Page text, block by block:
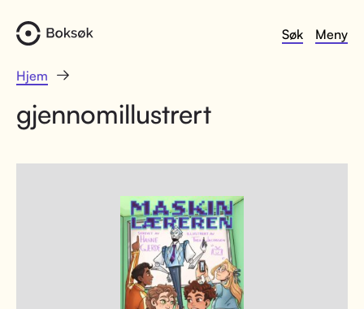
Søk Meny
Hjem
gjennomillustrert